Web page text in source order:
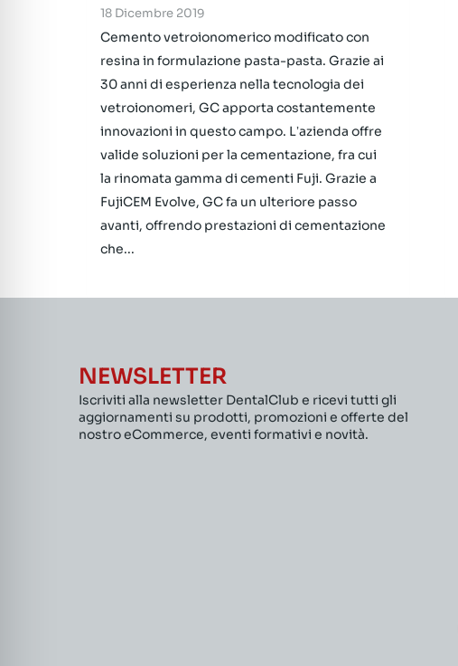
18 Dicembre 2019
Cemento vetroionomerico modificato con
resina in formulazione pasta-pasta. Grazie ai
30 anni di esperienza nella tecnologia dei
vetroionomeri, GC apporta costantemente
innovazioni in questo campo. Lʼazienda offre
valide soluzioni per la cementazione, fra cui
la rinomata gamma di cementi Fuji. Grazie a
FujiCEM Evolve, GC fa un ulteriore passo
avanti, offrendo prestazioni di cementazione
che...
NEWSLETTER
Iscriviti alla newsletter DentalClub e ricevi tutti gli
aggiornamenti su prodotti, promozioni e offerte del
nostro eCommerce, eventi formativi e novità.